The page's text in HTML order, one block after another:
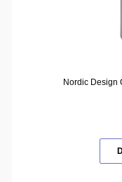
Nordic Design